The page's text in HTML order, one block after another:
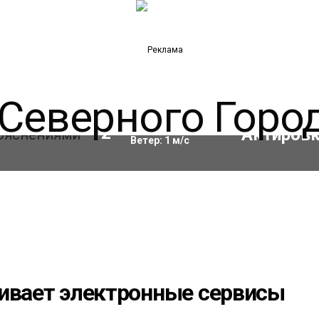
12°C Влажность:67%
Ветер: 1 м/с
электронные сервисы